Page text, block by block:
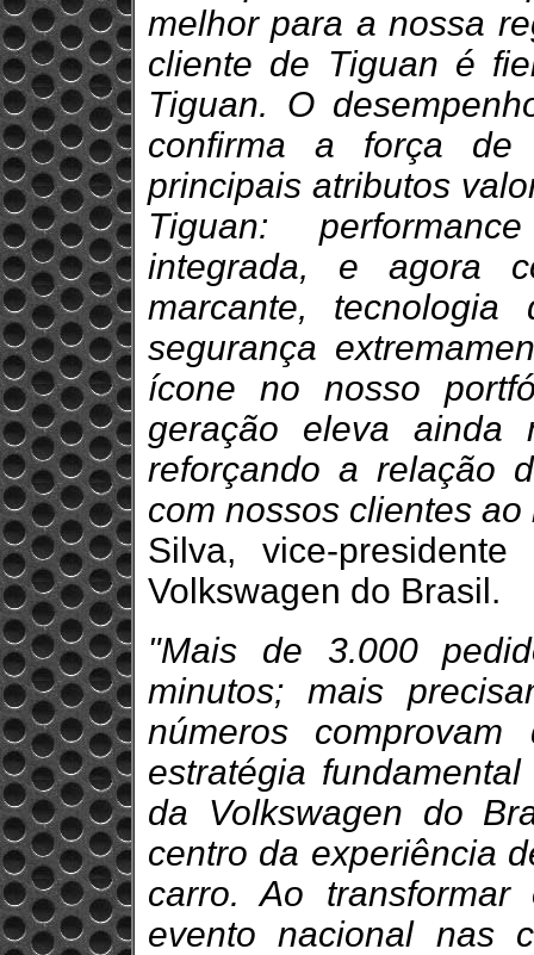
melhor para a nossa
cliente de Tiguan é
Tiguan. O
confirma a força
principais atributos
Tiguan:
integrada, e agora
marcante,
segurança
ícone no nosso
geração eleva ainda
reforçando a relação
com nossos clientes
Silva, vice-
Volkswagen do Brasil.
"Mais de 3.000
minutos; mais
números
estratégia
da Volkswagen do
centro da experiência
carro. Ao
evento nacional nas